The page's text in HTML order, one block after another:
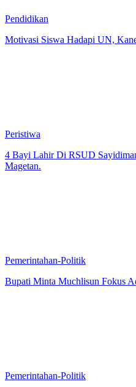
Pendidikan
Motivasi Siswa Hadapi UN,
Peristiwa
4 Bayi Lahir Di RSUD
Magetan.
Pemerintahan-Politik
Bupati Minta Muchlisun Fokus
Pemerintahan-Politik